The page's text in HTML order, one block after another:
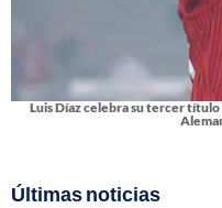
Luis Díaz celebra su tercer título
Últimas noticias